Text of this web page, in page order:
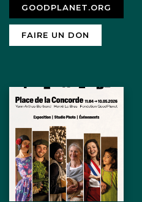
GOODPLANET.ORG
FAIRE UN DON